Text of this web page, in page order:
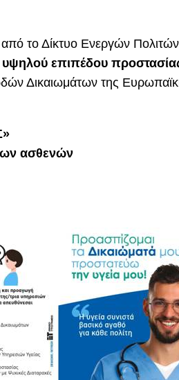
το Δίκτυο Ενεργών
υψηλού επιπέδου
Δικαιωμάτων της
ασθενών